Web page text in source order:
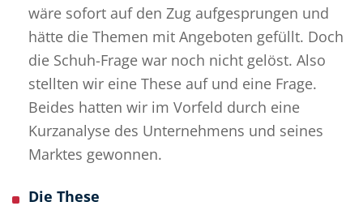
wäre sofort auf den Zug aufgesprungen und
hätte die Themen mit Angeboten gefüllt. Doch
die Schuh-Frage war noch nicht gelöst. Also
stellten wir eine These auf und eine Frage.
Beides hatten wir im Vorfeld durch eine
Kurzanalyse des Unternehmens und seines
Marktes gewonnen.
Die These